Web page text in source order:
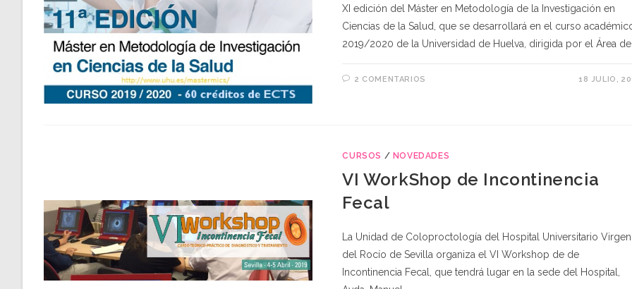
XI edición del Máster en Metodología de la Investigación en
Ciencias de la Salud, que se desarrollará en el curso
2019/2020 de la Universidad de Huelva, dirigida por el Área de…
2 COMENTARIOS 18 JULIO,
CURSOS / NOVEDADES
VI WorkShop de Incontinencia
Fecal
La Unidad de Coloproctología del Hospital Universitario Virgen
del Rocío de Sevilla organiza el VI Workshop de de
Incontinencia Fecal, que tendrá lugar en la sede del Hospital,